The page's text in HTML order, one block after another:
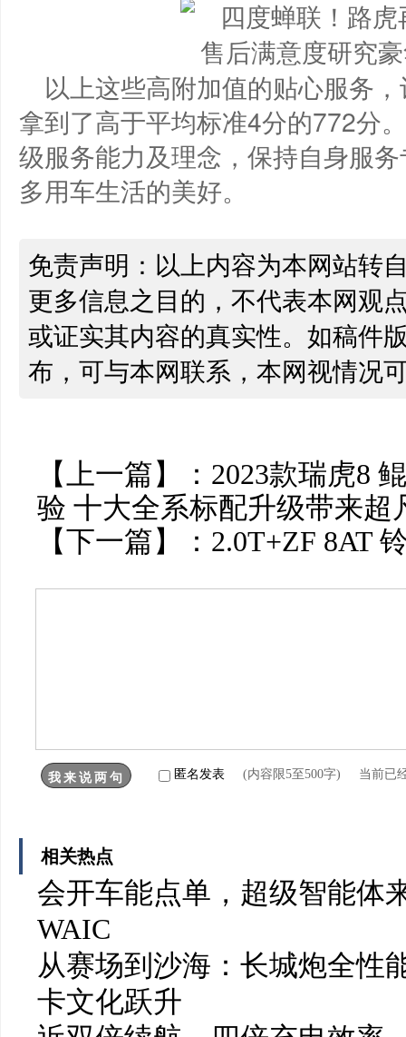
以上这些高附加值的贴心服务
拿到了高于平均标准4分的772分
级服务能力及理念，保持自身服
多用车生活的美好。
免责声明：以上内容为本网站转
更多信息之目的，不代表本网观
或证实其内容的真实性。如稿件
布，可与本网联系，本网视情况
【上一篇】： 2023款瑞虎8
验 十大全系标配升级带来超
【下一篇】： 2.0T+ZF 8AT
匿名发表 (内容限5至500字) 当前已
相关热点
会开车能点单，超级智能体
WAIC
从赛场到沙海：长城炮全性
卡文化跃升